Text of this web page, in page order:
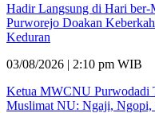
Hadir Langsung di Hari
Purworejo Doakan
Keduran
03/08/2026 | 2:10 pm WIB
Ketua MWCNU Purwodadi
Muslimat NU: Ngaji, Ngopi,